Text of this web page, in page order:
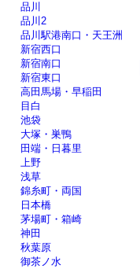
品川
品川2
品川駅港南口・天王洲
新宿西口
新宿南口
新宿東口
高田馬場・早稲田
目白
池袋
大塚・巣鴨
田端・日暮里
上野
浅草
錦糸町・両国
日本橋
茅場町・箱崎
神田
秋葉原
御茶ノ水